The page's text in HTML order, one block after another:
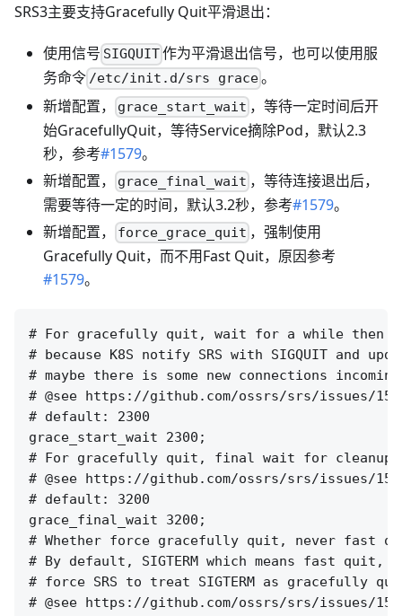
SRS3主要支持Gracefully Quit平滑退出：
使用信号 SIGQUIT作为平滑退出信号，也可以使用服
务命令 /etc/init.d/srs grace。
新增配置，
grace_start_wait ，等待一定时间后开
始GracefullyQuit，等待Service摘除Pod，默认2.3
秒，参考#1579。
新增配置，
grace_final_wait ，等待连接退出后，
需要等待一定的时间，默认3.2秒，参考#1579。
新增配置，
force_grace_quit ，强制使用
Gracefully Quit，而不用Fast Quit，原因参考
#1579。
# For gracefully quit, wait for a while then
# because K8S notify SRS with SIGQUIT and
# maybe there is some new connections
# @see https://github.com/ossrs/srs/issues/
# default: 2300
grace_start_wait 2300;
# For gracefully quit, final wait for cleanup
# @see https://github.com/ossrs/srs/issues/
# default: 3200
grace_final_wait 3200;
# Whether force gracefully quit, never fast
# By default, SIGTERM which means fast quit,
# force SRS to treat SIGTERM as gracefully
# @see https://github.com/ossrs/srs/issues/